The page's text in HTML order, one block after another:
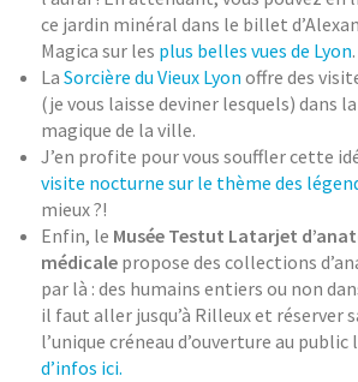
ce jardin minéral dans le billet
Magica sur les plus belles vues de Lyon.
LaSorcière du Vieux Lyon offre des
(je vous laisse deviner lesquels) dans
magique de la ville.
J’en profite pour vous souffler cette
visite nocturne sur le thème des
mieux ?!
Enfin, le Musée Testut Latarjet
médicale propose des collections
par là : des humains entiers ou non
il faut aller jusqu’à Rilleux et réserver
l’unique créneau d’ouverture au public
d’infos ici.